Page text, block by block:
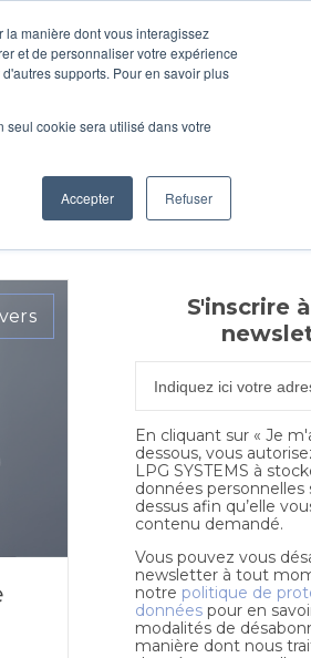
la manière dont vous interagissez
et de personnaliser votre expérience
supports. Pour en savoir plus
seul cookie sera utilisé dans votre
Accepter Refuser
TECHNOLOGIES
S'inscrire
En cliquant sur « Je
dessous, vous
LPG SYSTEMS à
données personnelles
dessus afin qu’elle
contenu demandé.
Vous pouvez vous
newsletter à tout
notre politique de
donnéespour en
modalités de
manière dont nous